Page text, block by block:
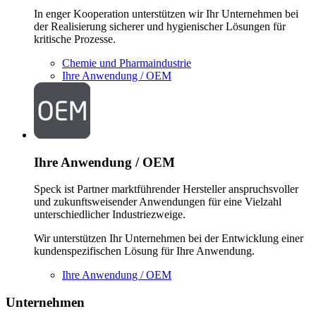
In enger Kooperation unterstützen wir Ihr Unternehmen bei
der Realisierung sicherer und hygienischer Lösungen für
kritische Prozesse.
Chemie und Pharmaindustrie
Ihre Anwendung / OEM
Ihre Anwendung / OEM
Speck ist Partner marktführender Hersteller anspruchsvoller
und zukunftsweisender Anwendungen für eine Vielzahl
unterschiedlicher Industriezweige.
Wir unterstützen Ihr Unternehmen bei der Entwicklung einer
kundenspezifischen Lösung für Ihre Anwendung.
Ihre Anwendung / OEM
Unternehmen